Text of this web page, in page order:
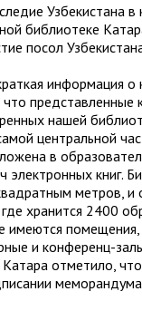
Узбекистана
библиотеке
посол
информация о
нашей
центральной
в
электронных
метров, и
хранится 2400
имеются
и конференц-
отметило,